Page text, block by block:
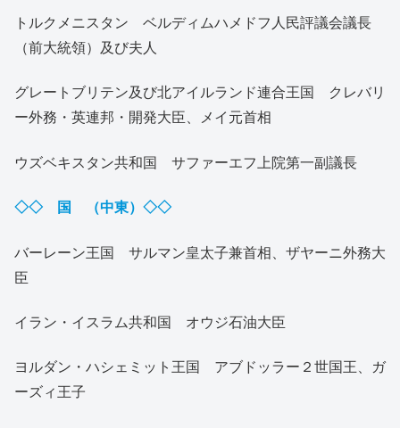
トルクメニスタン ベルディムハメドフ人民評議会議長
（前大統領）及び夫人
グレートブリテン及び北アイルランド連合王国 クレバリ
ー外務・英連邦・開発大臣、メイ元首相
ウズベキスタン共和国 サファーエフ上院第一副議長
◇◇ 国 （中東）◇◇
バーレーン王国 サルマン皇太子兼首相、ザヤーニ外務大
臣
イラン・イスラム共和国 オウジ石油大臣
ヨルダン・ハシェミット王国 アブドッラー２世国王、ガ
ーズィ王子